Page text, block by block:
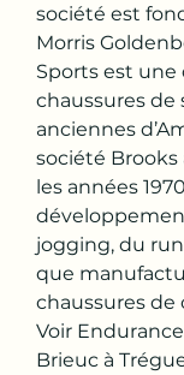
société est
Morris
Sports est une
chaussures de
anciennes
société
les années
jogging, du
que
chaussures de
Voir
Brieuc à